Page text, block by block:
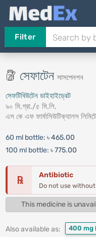
Filter
সেফাটেন সাসপেনশন
সেফটিবিউটেন ডাইহাইড্রেট
৯০ মি.গ্রা./৫ মি.লি.
এস কে এফ ফার্মাসিউটিক্যালস
60 ml bottle: ৳ 465.00
100 ml bottle: ৳ 775.00
℞ Antibiotic
Do not use
This medicine is
Also available as: 400 mg